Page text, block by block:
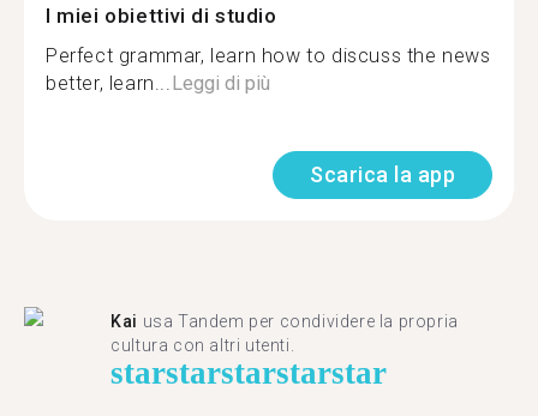
I miei obiettivi di studio
Perfect grammar, learn how to discuss the news
better, learn...Leggi di più
Scarica la app
Kai usa Tandem per condividere la propria
cultura con altri utenti.
starstarstarstarstar